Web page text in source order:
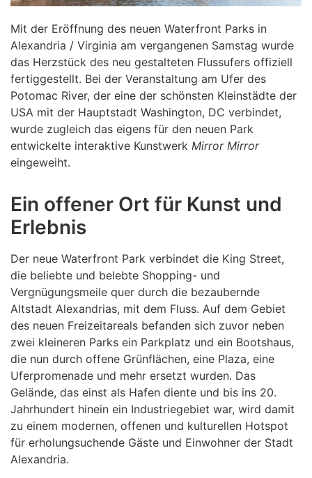
Mit der Eröffnung des neuen Waterfront Parks in
Alexandria / Virginia am vergangenen Samstag wurde
das Herzstück des neu gestalteten Flussufers offiziell
fertiggestellt. Bei der Veranstaltung am Ufer des
Potomac River, der eine der schönsten Kleinstädte der
USA mit der Hauptstadt Washington, DC verbindet,
wurde zugleich das eigens für den neuen Park
entwickelte interaktive Kunstwerk Mirror Mirror
eingeweiht.
Ein offener Ort für Kunst und
Erlebnis
Der neue Waterfront Park verbindet die King Street,
die beliebte und belebte Shopping- und
Vergnügungsmeile quer durch die bezaubernde
Altstadt Alexandrias, mit dem Fluss. Auf dem Gebiet
des neuen Freizeitareals befanden sich zuvor neben
zwei kleineren Parks ein Parkplatz und ein Bootshaus,
die nun durch offene Grünflächen, eine Plaza, eine
Uferpromenade und mehr ersetzt wurden. Das
Gelände, das einst als Hafen diente und bis ins 20.
Jahrhundert hinein ein Industriegebiet war, wird damit
zu einem modernen, offenen und kulturellen Hotspot
für erholungsuchende Gäste und Einwohner der Stadt
Alexandria.